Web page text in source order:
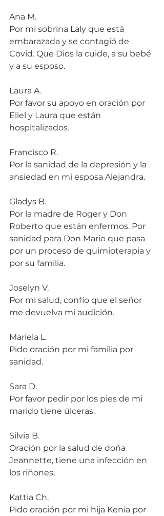
Ana M.
Por mi sobrina Laly que está
embarazada y se contagió de
Covid. Que Dios la cuide, a su bebé
y a su esposo.
Laura A.
Por favor su apoyo en oración por
Eliel y Laura que están
hospitalizados.
Francisco R.
Por la sanidad de la depresión y la
ansiedad en mi esposa Alejandra.
Gladys B.
Por la madre de Roger y Don
Roberto que están enfermos. Por
sanidad para Don Mario que pasa
por un proceso de quimioterapia y
por su familia.
Joselyn V.
Por mi salud, confío que el señor
me devuelva mi audición.
Mariela L.
Pido oración por mi familia por
sanidad.
Sara D.
Por favor pedir por los pies de mi
marido tiene úlceras.
Silvia B.
Oración por la salud de doña
Jeannette, tiene una infección en
los riñones.
Kattia Ch.
Pido oración por mi hija Kenia por